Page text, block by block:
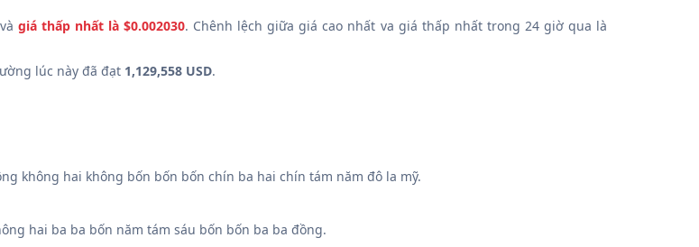
giá thấp nhất là $0.002030. Chênh lệch giữa giá cao nhất va giá thấp nhất trong 24 giờ qua là
lúc này đã đạt 1,129,558 USD.
không hai không bốn bốn bốn chín ba hai chín tám năm đô la mỹ.
hai ba ba bốn năm tám sáu bốn bốn ba ba đồng.